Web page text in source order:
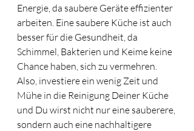
Energie, da saubere Geräte effizienter
arbeiten. Eine saubere Küche ist auch
besser für die Gesundheit, da
Schimmel, Bakterien und Keime keine
Chance haben, sich zu vermehren.
Also, investiere ein wenig Zeit und
Mühe in die Reinigung Deiner Küche
und Du wirst nicht nur eine sauberere,
sondern auch eine nachhaltigere